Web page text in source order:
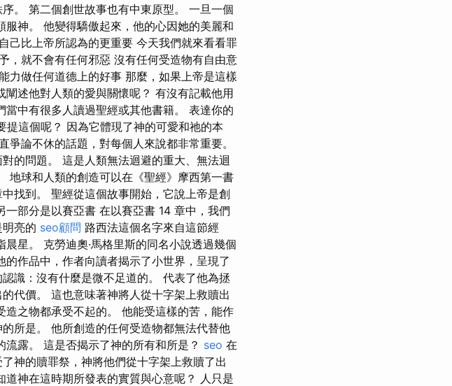
。 第二個創世故事也有中東原型。 一旦一個
神。 他變得驕傲起來，他的心因她的美麗和
己比上帝所認為的更重要 今天我們就來看看罪
，就不會有任何邪惡 沒有任何受造物有自由意
力做任何道德上的好事 那麼，如果上帝是這樣
述他對人類的愛與關懷呢？ 有沒有記載他用
中有很多人讀過聖經或其他書籍。 表達你的
這個呢？ 因為它體現了神的可愛和祂的本
論不休的話題，對每個人來說都非常重要。
的問題。 這是人類無法迴避的重大、無法迴
地球和人類的創造可以在《聖經》摩西第一書
找到。 聖經從這個故事開始，它說上帝是創
部分是以賽亞書 在以賽亞書 14 章中，我們
亮的 seo顧問 路西法這個名字來自這節經
星。 克勞迪奧·馬格里斯的同名小說透過幾個
作品中，作者向讀者揭示了小世界，呈現了
識：沒有什麼是微不足道的。 代表了他為拯
代價。 這也意味著神將人從十字架上救贖出
之物都承受不起的。 他能受這樣的苦，能作
所是。 他所創造的任何受造物都無法代替他
露。 這是否揭示了神的所有和所是？ seo 在
神的贖罪祭，神將他們從十字架上救贖了出
神在這時期所發表的實質與心意呢？ 人只是